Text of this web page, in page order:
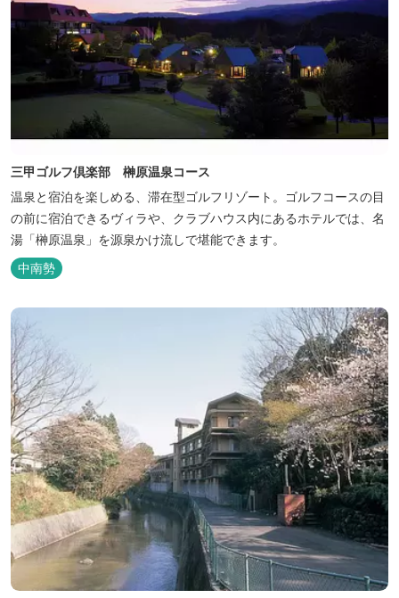
三甲ゴルフ倶楽部 榊原温泉コース
温泉と宿泊を楽しめる、滞在型ゴルフリゾート。ゴルフコースの目
の前に宿泊できるヴィラや、クラブハウス内にあるホテルでは、名
湯「榊原温泉」を源泉かけ流しで堪能できます。
中南勢